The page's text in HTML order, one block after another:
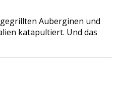
Auberginen und
katapultiert. Und das